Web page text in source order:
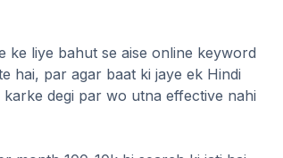
ke liye bahut se aise online keyword
hai, par agar baat ki jaye ek Hindi
degi par wo utna effective nahi